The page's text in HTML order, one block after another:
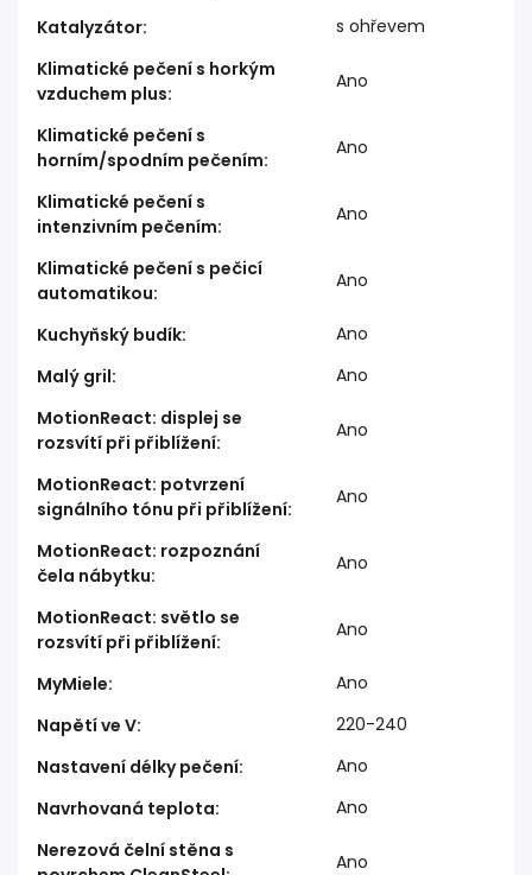
Katalyzátor:
s ohřevem
Klimatické pečení s horkým
vzduchem plus:
Ano
Klimatické pečení s
horním/spodním pečením:
Ano
Klimatické pečení s
intenzivním pečením:
Ano
Klimatické pečení s pečicí
automatikou:
Ano
Kuchyňský budík:
Ano
Malý gril:
Ano
MotionReact: displej se
rozsvítí při přiblížení:
Ano
MotionReact: potvrzení
signálního tónu při přiblížení:
Ano
MotionReact: rozpoznání
čela nábytku:
Ano
MotionReact: světlo se
rozsvítí při přiblížení:
Ano
MyMiele:
Ano
Napětí ve V:
220-240
Nastavení délky pečení:
Ano
Navrhovaná teplota:
Ano
Nerezová čelní stěna s
Ano